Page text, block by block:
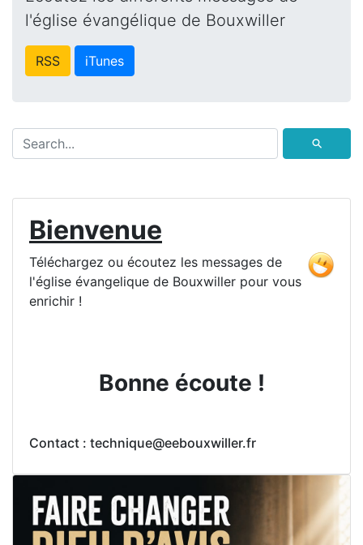
l'église évangélique de Bouxwiller
RSS iTunes
⚲
Bienvenue
Téléchargez ou écoutez les messages de
l'église évangelique de Bouxwiller pour vous
enrichir !
Bonne écoute !
Contact : technique@eebouxwiller.fr